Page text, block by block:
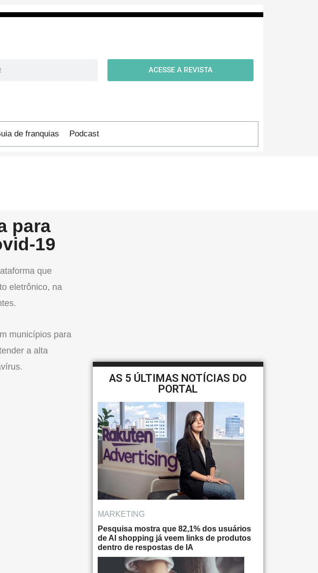
ACESSE A REVISTA
de franquias Podcast
para
19
que
eletrônico, na
municípios para
a alta
AS 5 ÚLTIMAS NOTÍCIAS DO
PORTAL
MARKETING
Pesquisa mostra que 82,1% dos usuários
de AI shopping já veem links de produtos
dentro de respostas de IA